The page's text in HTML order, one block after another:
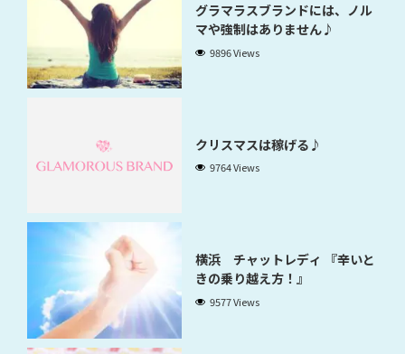
グラマラスブランドには、ノル
マや強制はありません♪
9896 Views
クリスマスは稼げる♪
9764 Views
横浜 チャットレディ 『辛いと
きの乗り越え方！』
9577 Views